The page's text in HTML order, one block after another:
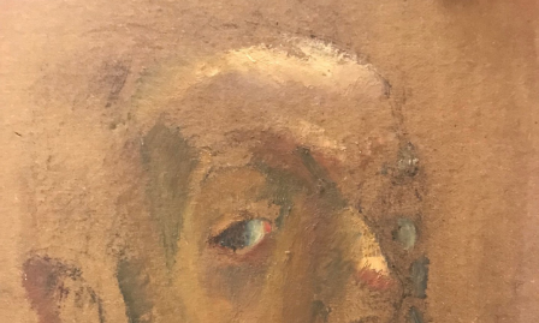
dat er een portret moest komen door de beroemde
impressionist Isaac Israels, zoon van Jozef Israëls.
Van Deyssel zag hier wel wat in, maar stelde één
voorwaarde: hij wildeen profilworden afgebeeld.
Israels had hem in 1889 ook al eens
geportretteerd, maar tot Van Deyssels verbazing
bleek Israels het doek na twee maanden al te
hebben overgeschilderd.
Voor dit portret uit 1934 poseerde Van Deyssel